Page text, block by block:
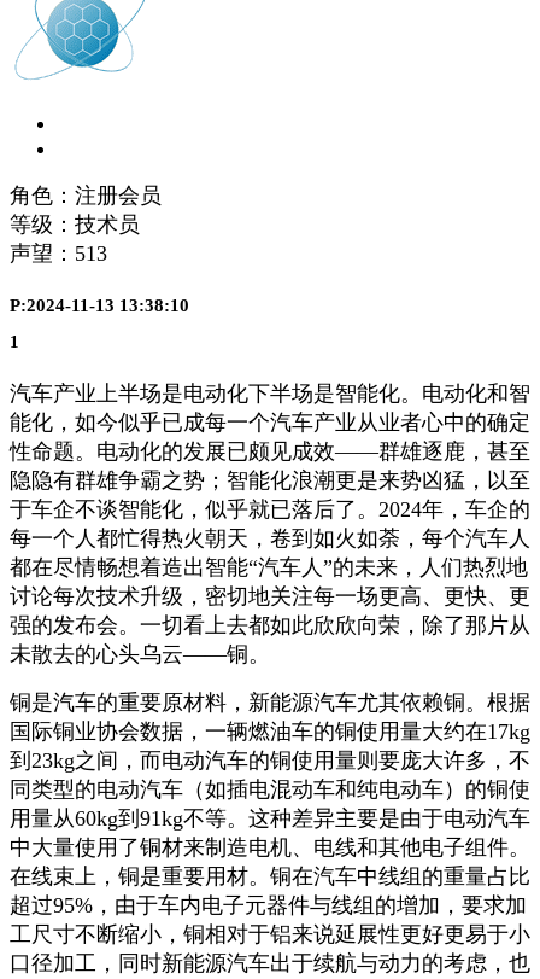
角色：注册会员
等级：技术员
声望： 513
P:2024-11-13 13:38:10
1
汽车产业上半场是电动化下半场是智能化。电动化和智
能化，如今似乎已成每一个汽车产业从业者心中的确定
性命题。电动化的发展已颇见成效——群雄逐鹿，甚至
隐隐有群雄争霸之势；智能化浪潮更是来势凶猛，以至
于车企不谈智能化，似乎就已落后了。2024年，车企的
每一个人都忙得热火朝天，卷到如火如荼，每个汽车人
都在尽情畅想着造出智能“汽车人”的未来，人们热烈地
讨论每次技术升级，密切地关注每一场更高、更快、更
强的发布会。一切看上去都如此欣欣向荣，除了那片从
未散去的心头乌云——铜。
铜是汽车的重要原材料，新能源汽车尤其依赖铜。根据
国际铜业协会数据，一辆燃油车的铜使用量大约在17kg
到23kg之间，而电动汽车的铜使用量则要庞大许多，不
同类型的电动汽车（如插电混动车和纯电动车）的铜使
用量从60kg到91kg不等。这种差异主要是由于电动汽车
中大量使用了铜材来制造电机、电线和其他电子组件。
在线束上，铜是重要用材。铜在汽车中线组的重量占比
超过95%，由于车内电子元器件与线组的增加，要求加
工尺寸不断缩小，铜相对于铝来说延展性更好更易于小
口径加工，同时新能源汽车出于续航与动力的考虑，也